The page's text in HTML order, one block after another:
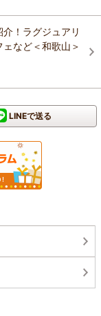
介！ラグジュアリ
など＜和歌山＞
LINEで送る